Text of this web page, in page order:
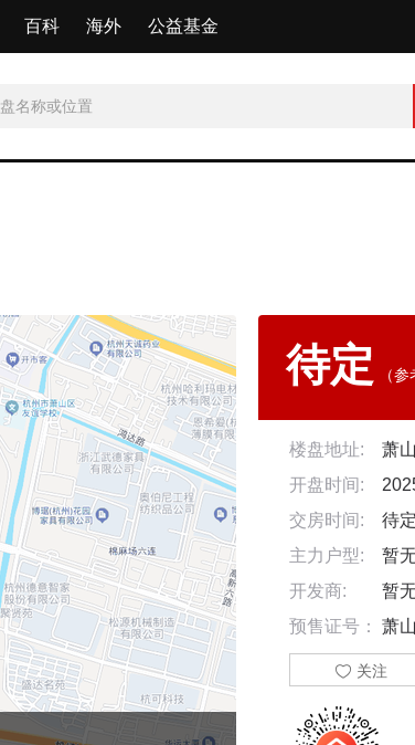
百科 海外 公益基金
待定 （参
楼盘地址: 萧
开盘时间:
交房时间:
待定
主力户型:
暂
开发商: 暂
预售证号： 萧
 关注